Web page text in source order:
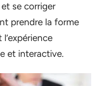
se corriger
prendre la forme
l’expérience
et interactive.